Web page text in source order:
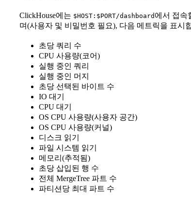
ClickHouse에는 $HOST:$PORT/dashboard 에서 접속
며(사용자 및 비밀번호 필요), 다음 메트릭을 표시
초당 쿼리 수
CPU 사용량(코어)
실행 중인 쿼리
실행 중인 머지
초당 선택된 바이트 수
IO 대기
CPU 대기
OS CPU 사용량(사용자 공간)
OS CPU 사용량(커널)
디스크 읽기
파일 시스템 읽기
메모리(추적됨)
초당 삽입된 행 수
전체 MergeTree 파트 수
파티션당 최대 파트 수